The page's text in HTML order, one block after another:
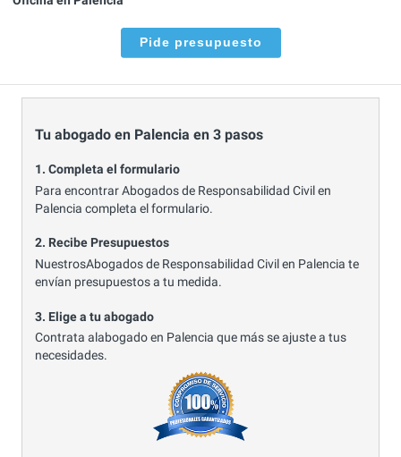
Pide presupuesto
Tu abogado en Palencia en 3 pasos
1. Completa el formulario
Para encontrar Abogados de Responsabilidad Civil en
Palencia completa el formulario.
2. Recibe Presupuestos
NuestrosAbogados de Responsabilidad Civil en Palencia te
envían presupuestos a tu medida.
3. Elige a tu abogado
Contrata alabogado en Palencia que más se ajuste a tus
necesidades.